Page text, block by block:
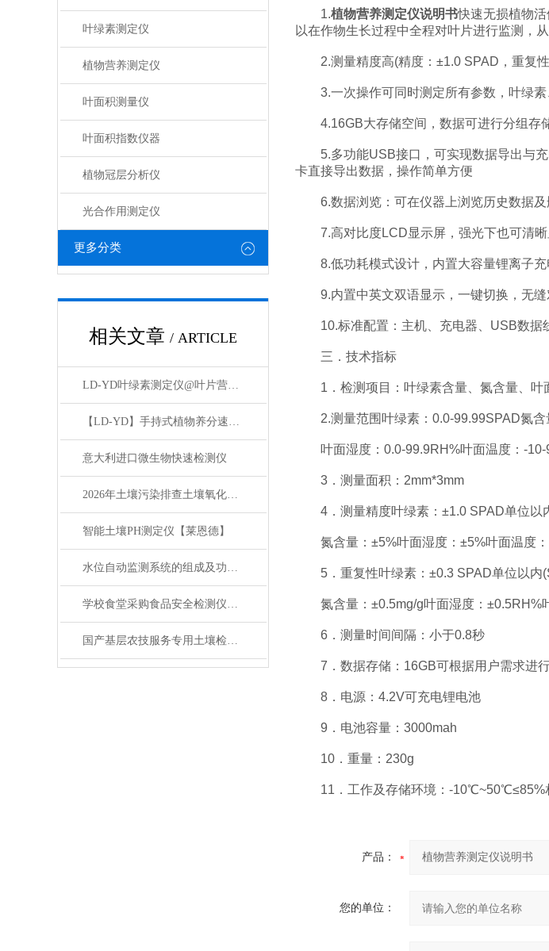
叶绿素测定仪
植物营养测定仪
叶面积测量仪
叶面积指数仪器
植物冠层分析仪
光合作用测定仪
更多分类
相关文章 / ARTICLE
LD-YD叶绿素测定仪@叶片营养诊断仪@植物营养测定仪
【LD-YD】手持式植物养分速测仪品牌【莱恩德】
意大利进口微生物快速检测仪
2026年土壤污染排查土壤氧化还原电位检测仪品牌仪器产品测评
智能土壤PH测定仪【莱恩德】
水位自动监测系统的组成及功能特点
学校食堂采购食品安全检测仪，这5大核心原则必须掌握！
国产基层农技服务专用土壤检测设备厂家推荐？
1.植物营养测定仪说明书快速无损植物
以在作物生长过程中全程对叶片进行监测，
2.测量精度高(精度：±1.0 SPAD，重复性
3.一次操作可同时测定所有参数，叶绿素
4.16GB大存储空间，数据可进行分组存
5.多功能USB接口，可实现数据导出与充
卡直接导出数据，操作简单方便
6.数据浏览：可在仪器上浏览历史数据及
7.高对比度LCD显示屏，强光下也可清晰
8.低功耗模式设计，内置大容量锂离子充
9.内置中英文双语显示，一键切换，无缝
10.标准配置：主机、充电器、USB数据
三．技术指标
1．检测项目：叶绿素含量、氮含量、叶
2.测量范围叶绿素：0.0-99.99SPAD氮含
叶面湿度：0.0-99.9RH%叶面温度：-
3．测量面积：2mm*3mm
4．测量精度叶绿素：±1.0 SPAD单位以
氮含量：±5%叶面湿度：±5%叶面温度
5．重复性叶绿素：±0.3 SPAD单位以内
氮含量：±0.5mg/g叶面湿度：±0.5RH%
6．测量时间间隔：小于0.8秒
7．数据存储：16GB可根据用户需求进
8．电源：4.2V可充电锂电池
9．电池容量：3000mah
10．重量：230g
11．工作及存储环境：-10℃~50℃≤85%
产品：
您的单位：